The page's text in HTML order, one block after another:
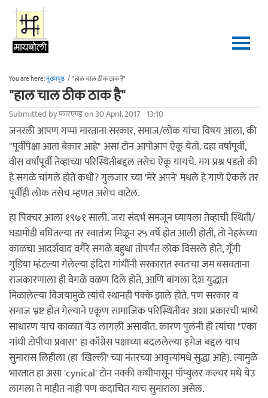
Skip to main content
You are here:मुख्यपृष्ठ / "हाल चाल ठीक ठाक है"
"हाल चाल ठीक ठाक है"
Submitted byफारएण्डon 30 April, 2017 - 13:10
जनरली आपण गप्पा मारताना सरकार, समाज/लोक यांचा विषय आला, की
"पूर्वीपेक्षा आता बेकार आहे" असा टोन आपोआप ऐकू येतो. दहा वर्षांपूर्वी,
वीस वर्षांपूर्वी तेव्हाच्या परिस्थितीबद्दल तसेच ऐकू यायचे. मग प्रश्न पडतो की
हे सगळे चांगले होते कधी? गुलजार च्या 'मेरे अपने' मधले हे गाणे ऐकले तर
पूर्वीही लोक तसेच म्हणत असेच वाटेल.
हा पिक्चर आला १९७१ साली. जरा संदर्भ समजून घ्यायला तेव्हाची स्थिती/
घडामोडी बघितल्या तर स्वातंत्र्य मिळून २५ वर्षे होत आली होती, तो नेहरूंच्या
काळचा आदर्शवाद वगैरे सगळे बहुधा तोपर्यंत लोक विसरले होते, गूँगी
गुडिया म्हंटल्या गेलेल्या इंदिरा गांधींनी सरकारात स्वतःचा जम बसवताना
राजकारणाला ही वेगळे वळण दिले होते, आणि बांगला देश युद्धात
मिळालेल्या विजयामुळे त्यांचे स्थानही पक्के झाले होते. पण सरकार व
समाज भ्रष्ट होत गेल्याने एकूण सामाजिक परिस्थितीवर अशा प्रकारची भाष्ये
साधारण याच काळात येउ लागली असावीत. कारण पुलंनी ही त्यांचा "एका
गांधी टोपीचा प्रवास" हा कॉंग्रेस पक्षाच्या बदललेल्या इमेज बद्दल याच
सुमारास लिहीला (हा 'खिल्ली' च्या नंतरच्या आवृत्त्यांमधे सुद्धा आहे). त्यामुळे
भारतात हा असा 'cynical' टोन नक्की कधीपासून पॉप्युलर कल्चर मधे येउ
लागला ते माहीत नाही पण कदाचित याच सुमाराला असेल.